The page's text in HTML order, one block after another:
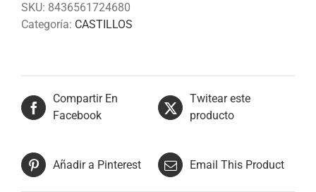
cantidad
SKU: 8436561724680
Categoría: CASTILLOS
Compartir En
Facebook
Twitear este
producto
Añadir a Pinterest Email This Product